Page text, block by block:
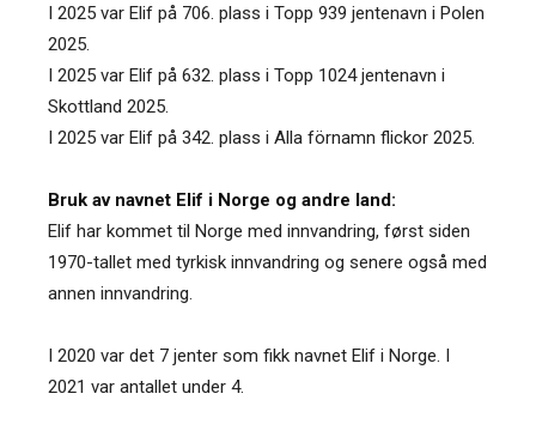
I 2025 var Elif på 706. plass i Topp 939 jentenavn i Polen
2025.
I 2025 var Elif på 632. plass i Topp 1024 jentenavn i
Skottland 2025.
I 2025 var Elif på 342. plass i Alla förnamn flickor 2025.
Bruk av navnet Elif i Norge og andre land:
Elif har kommet til Norge med innvandring, først siden
1970-tallet med tyrkisk innvandring og senere også med
annen innvandring.
I 2020 var det 7 jenter som fikk navnet Elif i Norge. I
2021 var antallet under 4.